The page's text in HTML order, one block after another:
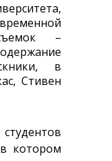
–
в
Стивен
котором